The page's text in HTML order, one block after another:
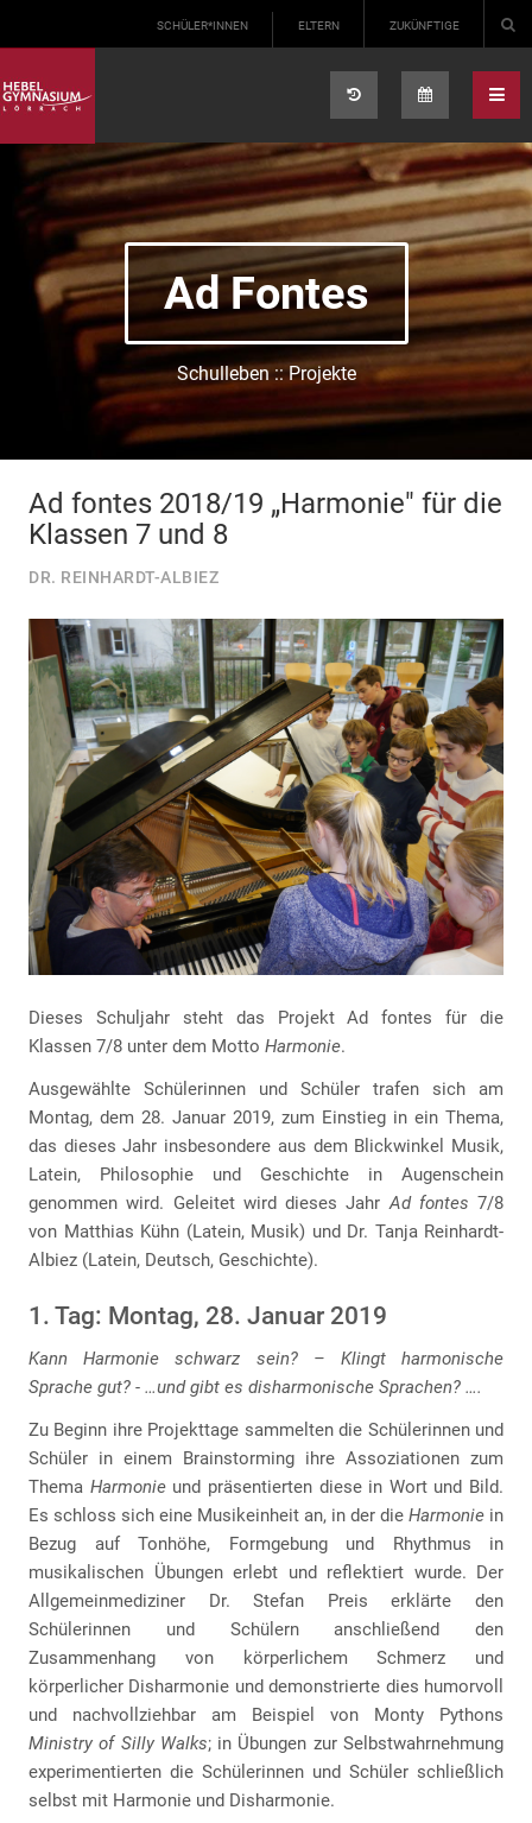
SCHÜLER*INNEN ELTERN ZUKÜNFTIGE
Ad Fontes
Schulleben :: Projekte
Ad fontes 2018/19 „Harmonie" für die
Klassen 7 und 8
DR. REINHARDT-ALBIEZ
Dieses Schuljahr steht das Projekt Ad fontes für die
Klassen 7/8 unter dem Motto Harmonie.
Ausgewählte Schülerinnen und Schüler trafen sich am
Montag, dem 28. Januar 2019, zum Einstieg in ein Thema,
das dieses Jahr insbesondere aus dem Blickwinkel Musik,
Latein, Philosophie und Geschichte in Augenschein
genommen wird. Geleitet wird dieses JahrAd fontes 7/8
von Matthias Kühn (Latein, Musik) und Dr. Tanja Reinhardt-
Albiez (Latein, Deutsch, Geschichte).
1. Tag: Montag, 28. Januar 2019
Kann Harmonie schwarz sein? – Klingt harmonische
Sprache gut? - …und gibt es disharmonische Sprachen? ….
Zu Beginn ihre Projekttage sammelten die Schülerinnen und
Schüler in einem Brainstorming ihre Assoziationen zum
Thema Harmonieund präsentierten diese in Wort und Bild.
Es schloss sich eine Musikeinheit an, in der die Harmonie in
Bezug auf Tonhöhe, Formgebung und Rhythmus in
musikalischen Übungen erlebt und reflektiert wurde. Der
Allgemeinmediziner Dr. Stefan Preis erklärte den
Schülerinnen und Schülern anschließend den
Zusammenhang von körperlichem Schmerz und
körperlicher Disharmonie und demonstrierte dies humorvoll
und nachvollziehbar am Beispiel von Monty Pythons
Ministry of Silly Walks; in Übungen zur Selbstwahrnehmung
experimentierten die Schülerinnen und Schüler schließlich
selbst mit Harmonie und Disharmonie.